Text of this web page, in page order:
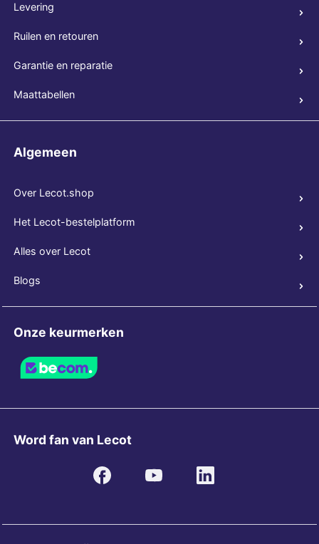
Levering
Ruilen en retouren
Garantie en reparatie
Maattabellen
Algemeen
Over Lecot.shop
Het Lecot-bestelplatform
Alles over Lecot
Blogs
Onze keurmerken
Word fan van Lecot